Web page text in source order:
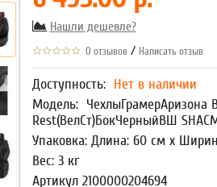
Нашли дешевле?
0 отзывов / Написать отзыв
Доступность: Нет в наличии
Модель: ЧехлыГрамерАризона
Rest(ВелСт)БокЧерныйВШ
Упаковка: Длина: 60 см x
Вес: 3 кг
Артикул 2100000204694